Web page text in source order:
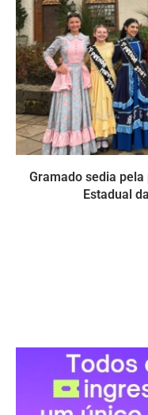
Gramado sedia
Estadual